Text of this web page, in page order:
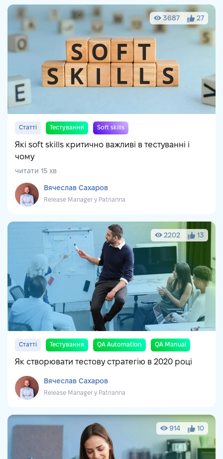
3687 27
Статті Тестування Soft skills
Які soft skills критично важливі в тестуванні і
чому
читати 15 хв
Вячеслав Сахаров
Release Manager у Patrianna
2202 13
Статті Тестування QA Automation QA Manual
Як створювати тестову стратегію в 2020 році
Вячеслав Сахаров
Release Manager у Patrianna
914 10